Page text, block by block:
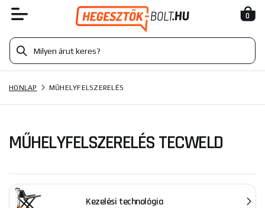
0
HONLAP MŰHELYFELSZERELÉS
MŰHELYFELSZERELÉS TECWELD
Kezelési technológia